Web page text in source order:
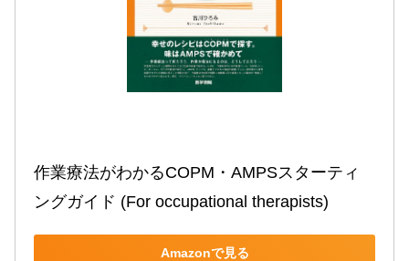
作業療法がわかるCOPM・AMPSスターティ
ングガイド (For occupational therapists)
Amazonで見る